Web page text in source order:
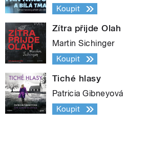
Koupit
Zítra přijde Olah
Martin Sichinger
Koupit
Tiché hlasy
Patricia Gibneyová
Koupit